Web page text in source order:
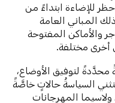
للإضاءة ابتداءً من
ذلك المباني العامة
والأماكن المفتوحة
أخرى مختلفة.
لتوفيق الأوضاع،
السياسةُ حالاتٍ خاصَّةً
المهرجانات